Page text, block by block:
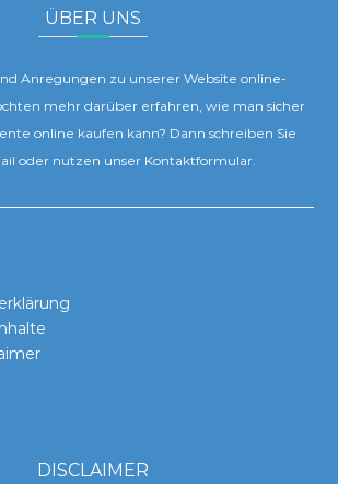
ÜBER UNS
Anregungen zu unserer Website online-
mehr darüber erfahren, wie man sicher
online kaufen kann? Dann schreiben Sie
oder nutzen unser Kontaktformular.
DISCLAIMER